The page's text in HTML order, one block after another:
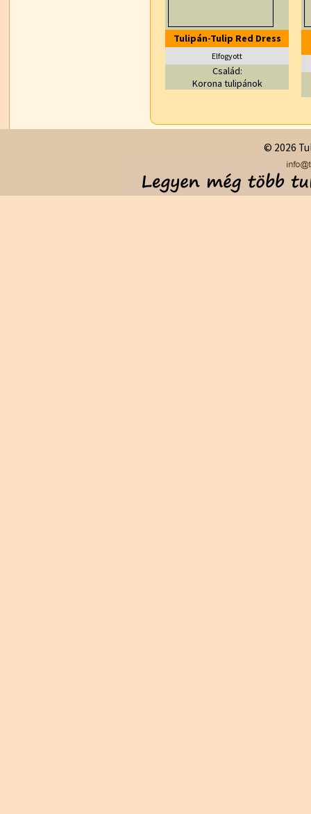
Tulipán-Tulip Red Dress
Elfogyott
Család:
Korona tulipánok
© 2026